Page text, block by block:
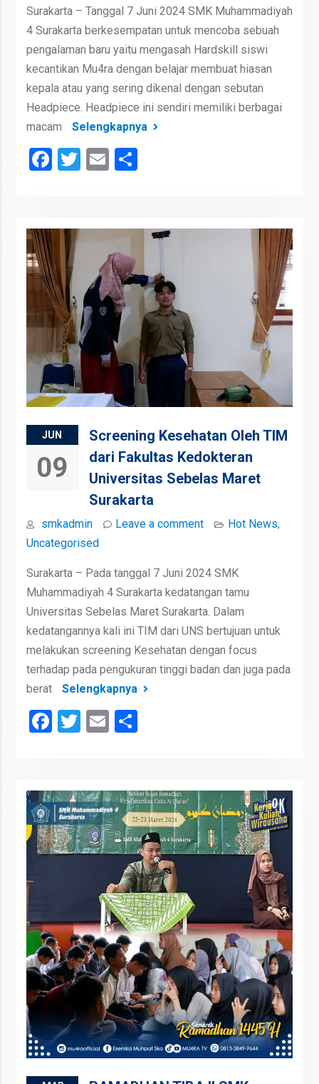
Surakarta – Tanggal 7 Juni 2024 SMK Muhammadiyah
4 Surakarta berkesempatan untuk mencoba sebuah
pengalaman baru yaitu mengasah Hardskill siswi
kecantikan Mu4ra dengan belajar membuat hiasan
kepala atau yang sering dikenal dengan sebutan
Headpiece. Headpiece ini sendiri memiliki berbagai
macam
Selengkapnya
Facebook
Twitter
EmailShare
JUN
09
Screening Kesehatan Oleh TIM
dari Fakultas Kedokteran
Universitas Sebelas Maret
Surakarta
smkadmin Leave a comment Hot News,
Uncategorised
Surakarta – Pada tanggal 7 Juni 2024 SMK
Muhammadiyah 4 Surakarta kedatangan tamu
Universitas Sebelas Maret Surakarta. Dalam
kedatangannya kali ini TIM dari UNS bertujuan untuk
melakukan screening Kesehatan dengan focus
terhadap pada pengukuran tinggi badan dan juga pada
berat
Selengkapnya
Facebook
Twitter
EmailShare